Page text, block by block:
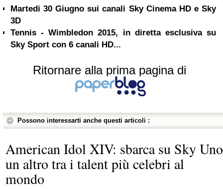
Martedi 30 Giugno sui canali Sky Cinema HD e Sky
3D
Tennis - Wimbledon 2015, in diretta esclusiva su
Sky Sport con 6 canali HD...
Ritornare alla prima pagina di
Possono interessarti anche questi articoli :
American Idol XIV: sbarca su Sky Uno
un altro tra i talent più celebri al
mondo